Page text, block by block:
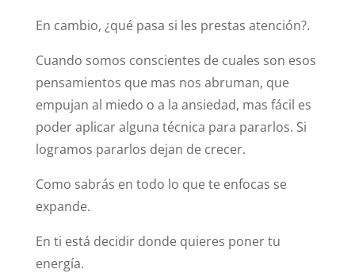
En cambio, ¿qué pasa si les prestas atención?.
Cuando somos conscientes de cuales son esos
pensamientos que mas nos abruman, que
empujan al miedo o a la ansiedad, mas fácil es
poder aplicar alguna técnica para pararlos. Si
logramos pararlos dejan de crecer.
Como sabrás en todo lo que te enfocas se
expande.
En ti está decidir donde quieres poner tu
energía.